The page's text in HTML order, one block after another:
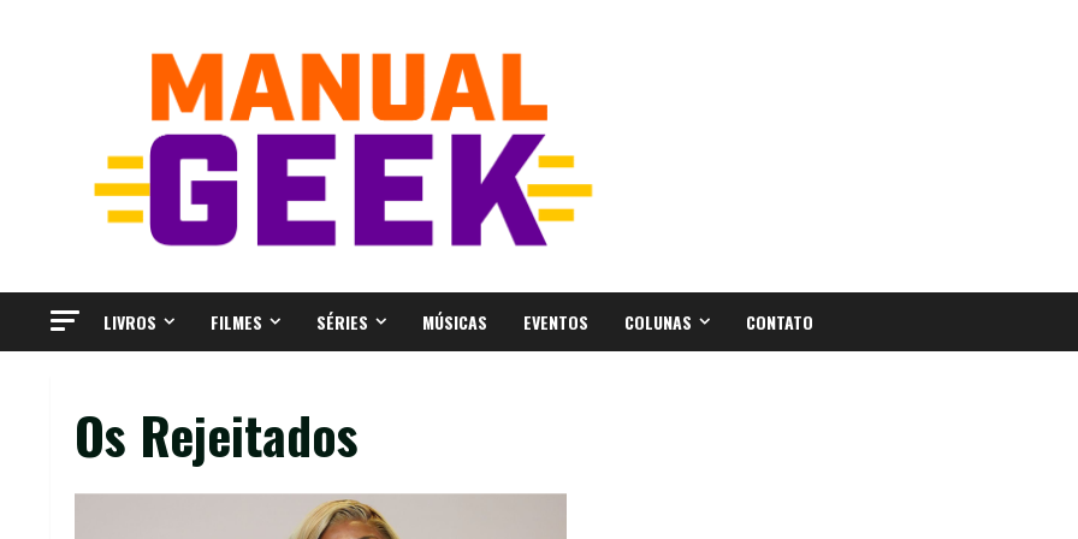
LIVROS FILMES SÉRIES MÚSICAS EVENTOS COLUNAS CONTATO
Os Rejeitados